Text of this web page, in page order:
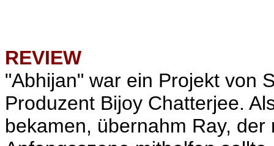
REVIEW
"Abhijan" war ein Projekt von
Produzent Bijoy Chatterjee.
bekamen, übernahm Ray,